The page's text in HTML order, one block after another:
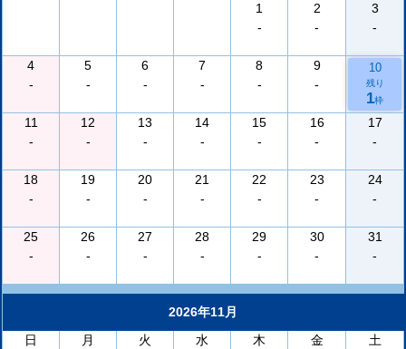
1
-
2
-
3
-
4
-
5
-
6
-
7
-
8
-
9
-
10
残り
1枠
11
-
12
-
13
-
14
-
15
-
16
-
17
-
18
-
19
-
20
-
21
-
22
-
23
-
24
-
25
-
26
-
27
-
28
-
29
-
30
-
31
-
2026年11月
日
月 火 水 木 金
土